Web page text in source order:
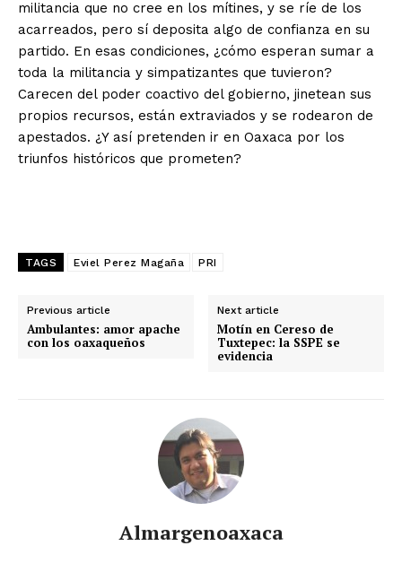
militancia que no cree en los mítines, y se ríe de los
acarreados, pero sí deposita algo de confianza en su
partido. En esas condiciones, ¿cómo esperan sumar a
toda la militancia y simpatizantes que tuvieron?
Carecen del poder coactivo del gobierno, jinetean sus
propios recursos, están extraviados y se rodearon de
apestados. ¿Y así pretenden ir en Oaxaca por los
triunfos históricos que prometen?
TAGS Eviel Perez Magaña PRI
Previous article
Ambulantes: amor apache
con los oaxaqueños
Next article
Motín en Cereso de
Tuxtepec: la SSPE se
evidencia
Almargenoaxaca